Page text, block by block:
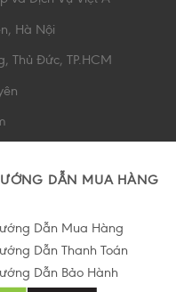
Hà Nội
Thủ Đức, TP.HCM
DẪN MUA HÀNG
Dẫn Mua Hàng
Dẫn Thanh Toán
Dẫn Bảo Hành